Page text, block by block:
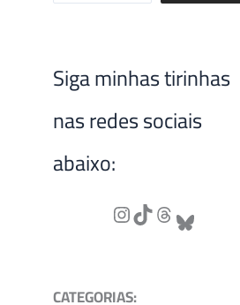
Siga minhas tirinhas
nas redes sociais
abaixo:
CATEGORIAS: